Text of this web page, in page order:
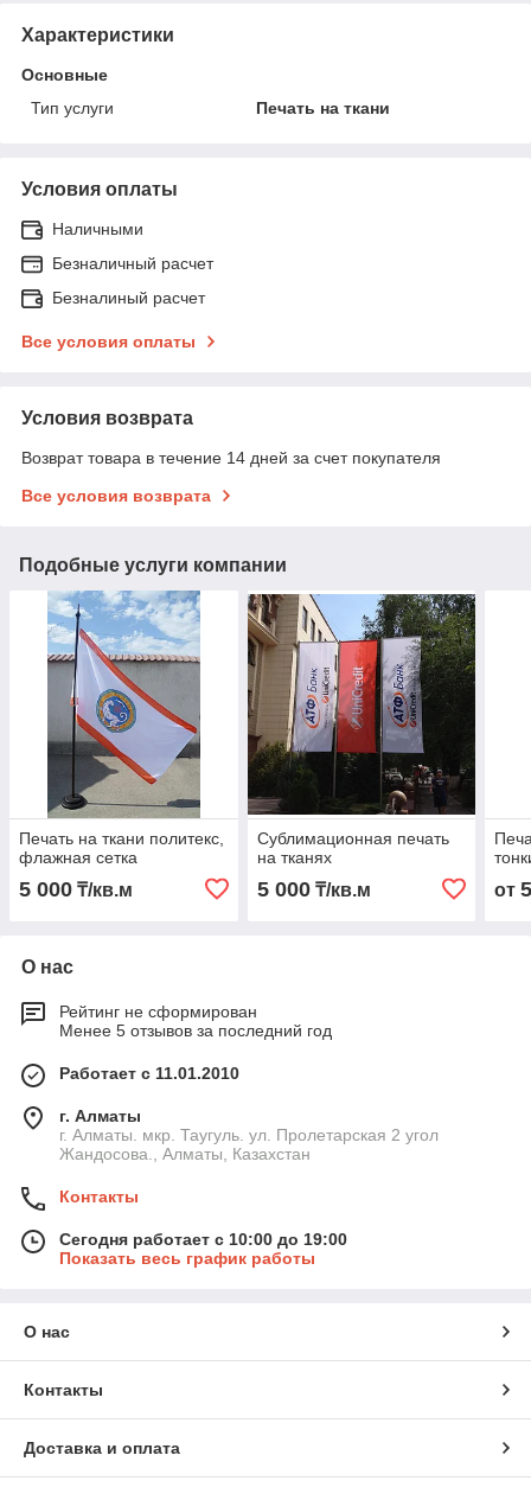
Характеристики
Основные
Тип услуги
Печать на ткани
Условия оплаты
Наличными
Безналичный расчет
Безналиный расчет
Все условия оплаты
Условия возврата
Возврат товара в течение 14 дней за счет покупателя
Все условия возврата
Подобные услуги компании
Печать на ткани политекс,
флажная сетка
5 000 ₸/кв.м
Сублимационная печать
на тканях
5 000₸/кв.м от
О нас
Рейтинг не сформирован
Менее 5 отзывов за последний год
Работает с 11.01.2010
г. Алматы
г. Алматы. мкр. Таугуль. ул. Пролетарская 2 угол
Жандосова., Алматы, Казахстан
Контакты
Сегодня работает с 10:00 до 19:00
Показать весь график работы
О нас
Контакты
Доставка и оплата